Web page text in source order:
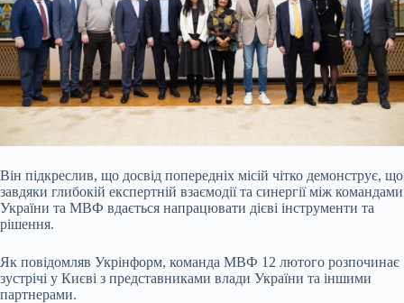
Він підкреслив, що досвід попередніх місій чітко демонструє, що
завдяки глибокій експертній взаємодії та синергії між командами
України та МВФ вдається напрацювати дієві інструменти та
рішення.
Як повідомляв Укрінформ, команда МВФ 12 лютого розпочинає
зустрічі у Києві з представниками влади України та іншими
партнерами.